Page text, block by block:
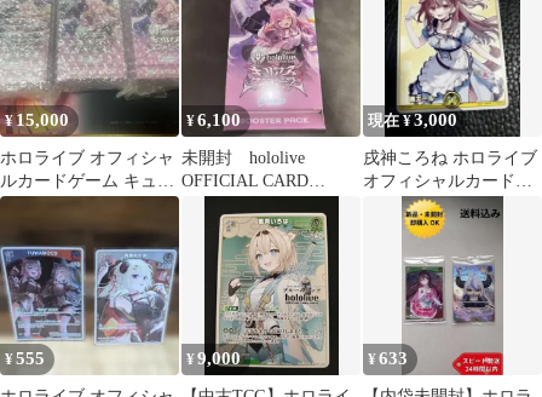
¥15,000
ホロライブ オフィシャ
ルカードゲーム キュリ
アスユニバース3BOX
¥6,100
未開封 hololive
OFFICIAL CARD
現在 ¥3,000
戌神ころね ホロライブ
オフィシャルカードゲ
ーム 黄エール
¥555 ¥9,000 ¥633